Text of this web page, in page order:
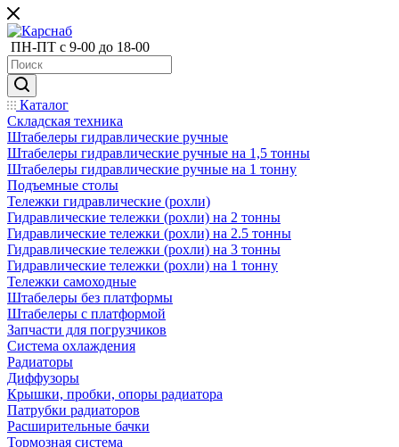
ПН-ПТ с 9-00 до 18-00
Каталог
Складская техника
Штабелеры гидравлические ручные
Штабелеры гидравлические ручные на 1,5 тонны
Штабелеры гидравлические ручные на 1 тонну
Подъемные столы
Тележки гидравлические (рохли)
Гидравлические тележки (рохли) на 2 тонны
Гидравлические тележки (рохли) на 2.5 тонны
Гидравлические тележки (рохли) на 3 тонны
Гидравлические тележки (рохли) на 1 тонну
Тележки самоходные
Штабелеры без платформы
Штабелеры с платформой
Запчасти для погрузчиков
Система охлаждения
Радиаторы
Диффузоры
Крышки, пробки, опоры радиатора
Патрубки радиаторов
Расширительные бачки
Тормозная система